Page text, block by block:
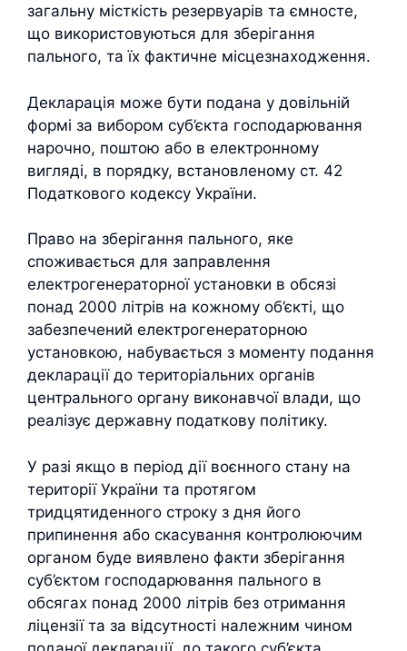
загальну місткість резервуарів та ємносте,
що використовуються для зберігання
пального, та їх фактичне місцезнаходження.
Декларація може бути подана у довільній
формі за вибором суб’єкта господарювання
нарочно, поштою або в електронному
вигляді, в порядку, встановленому ст. 42
Податкового кодексу України.
Право на зберігання пального, яке
споживається для заправлення
електрогенераторної установки в обсязі
понад 2000 літрів на кожному об’єкті, що
забезпечений електрогенераторною
установкою, набувається з моменту подання
декларації до територіальних органів
центрального органу виконавчої влади, що
реалізує державну податкову політику.
У разі якщо в період дії воєнного стану на
території України та протягом
тридцятиденного строку з дня його
припинення або скасування контролюючим
органом буде виявлено факти зберігання
суб’єктом господарювання пального в
обсягах понад 2000 літрів без отримання
ліцензії та за відсутності належним чином